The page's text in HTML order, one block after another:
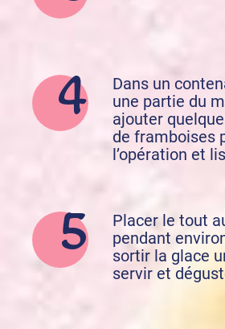
Dans un
une partie du
ajouter
de framboises
l’opération et
Placer le tout
pendant
sortir la glace
servir et